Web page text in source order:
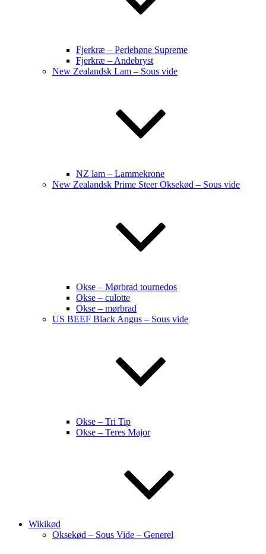
Fjerkræ – Perlehøne Supreme
Fjerkræ – Andebryst
New Zealandsk Lam – Sous vide
NZ lam – Lammekrone
New Zealandsk Prime Steer Oksekød – Sous vide
Okse – Mørbrad tournedos
Okse – culotte
Okse – mørbrad
US BEEF Black Angus – Sous vide
Okse – Tri Tip
Okse – Teres Major
Wikikød
Oksekød – Sous Vide – Generel